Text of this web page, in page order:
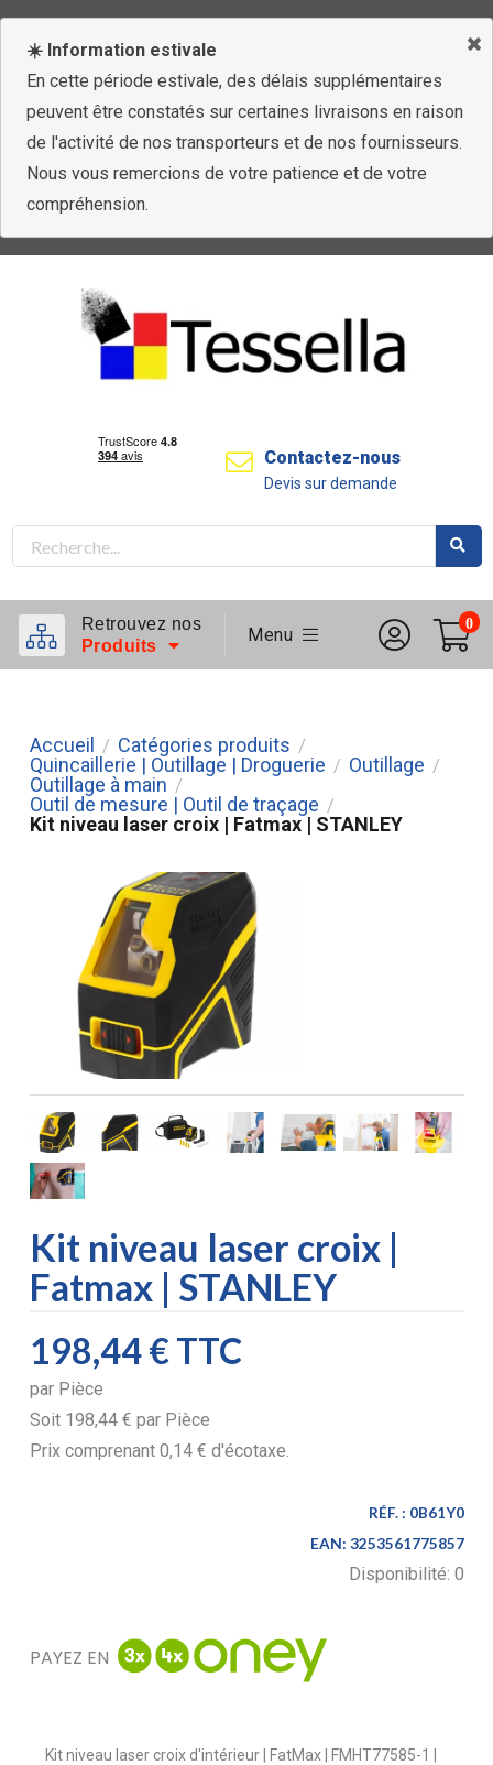
☀️ Information estivale
En cette période estivale, des délais supplémentaires
peuvent être constatés sur certaines livraisons en raison
de l'activité de nos transporteurs et de nos fournisseurs.
Nous vous remercions de votre patience et de votre
compréhension.
Contactez-nous
Devis sur demande
Retrouvez nos
Produits
Menu
0
Accueil / Catégories produits /
Quincaillerie | Outillage | Droguerie / Outillage /
Outillage à main /
Outil de mesure | Outil de traçage /
Kit niveau laser croix | Fatmax | STANLEY
Kit niveau laser croix |
Fatmax | STANLEY
198,44 €TTC
par Pièce
Soit 198,44 € par Pièce
Prix comprenant 0,14 € d'écotaxe.
RÉF. : 0B61Y0
EAN: 3253561775857
Disponibilité: 0
PAYEZ EN
Kit niveau laser croix d'intérieur | FatMax | FMHT77585-1 |